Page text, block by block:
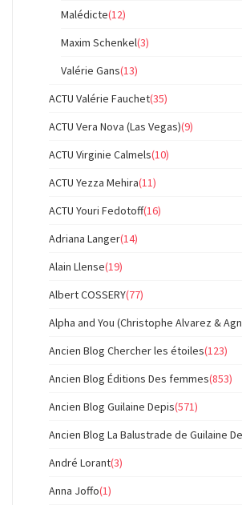
Malédicte(12)
Maxim Schenkel(3)
Valérie Gans(13)
ACTU Valérie Fauchet(35)
ACTU Vera Nova (Las Vegas)(9)
ACTU Virginie Calmels(10)
ACTU Yezza Mehira(11)
ACTU Youri Fedotoff(16)
Adriana Langer(14)
Alain Llense(19)
Albert COSSERY(77)
Alpha and You (Christophe Alvarez &
Ancien Blog Chercher les étoiles(123)
Ancien Blog Éditions Des femmes(853)
Ancien Blog Guilaine Depis(571)
Ancien Blog La Balustrade de Guilaine
André Lorant(3)
Anna Joffo(1)